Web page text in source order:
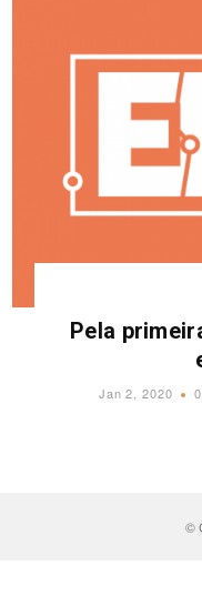
Pela
Jan 2, 2020
©